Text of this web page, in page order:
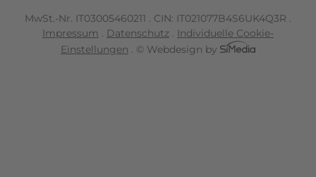
MwSt.-Nr. IT03005460211 CIN: IT021077B4S6UK4Q3R
Impressum
Datenschutz
Individuelle Cookie-
Einstellungen
© Webdesign by